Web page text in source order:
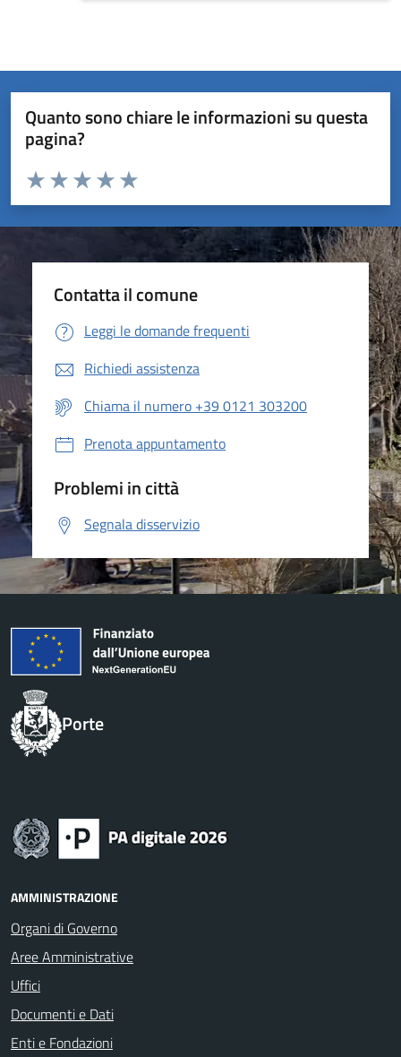
Quanto sono chiare le informazioni su questa
pagina?
Valuta da 1 a 5 stelle la pagina
Valuta 5 stelle su 5
Valuta 4 stelle su 5
Valuta 3 stelle su 5
Valuta 2 stelle su 5
Valuta 1 stelle su 5
Contatta il comune
Leggi le domande frequenti
Richiedi assistenza
Chiama il numero +39 0121 303200
Prenota appuntamento
Problemi in città
Segnala disservizio
Porte
AMMINISTRAZIONE
Organi di Governo
Aree Amministrative
Uffici
Documenti e Dati
Enti e Fondazioni